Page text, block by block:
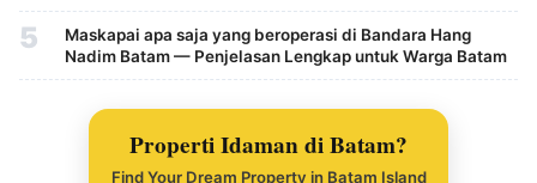
5
Maskapai apa saja yang beroperasi di Bandara Hang
Nadim Batam — Penjelasan Lengkap untuk Warga Batam
Properti Idaman di Batam?
Find Your Dream Property in Batam Island